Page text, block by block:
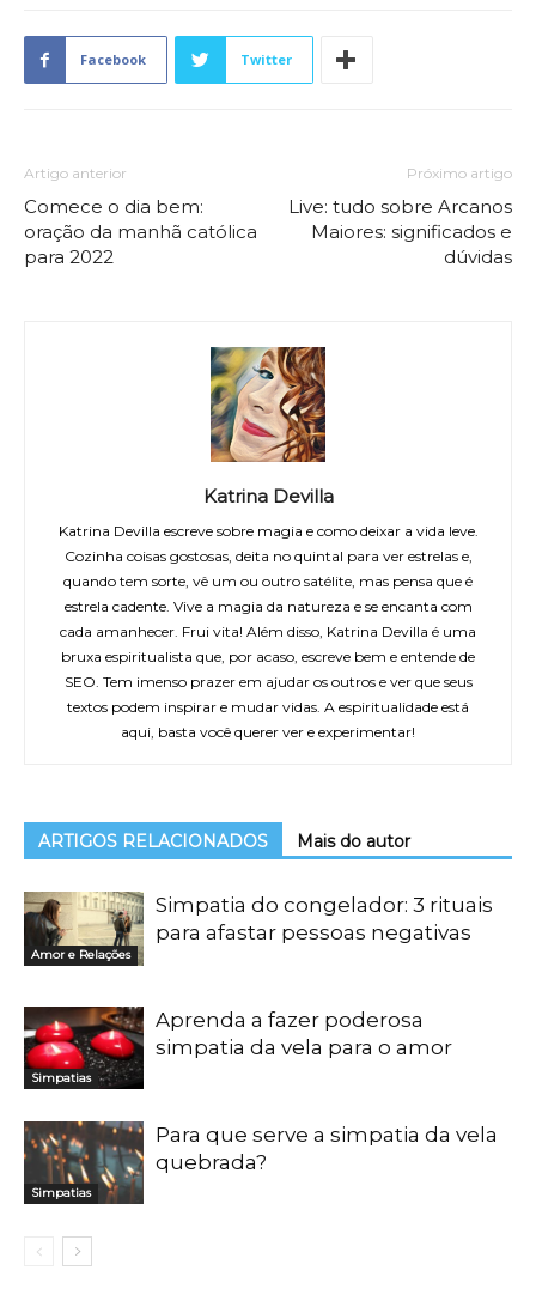
Facebook Twitter
Artigo anterior
Comece o dia bem:
oração da manhã católica
para 2022
Próximo artigo
Live: tudo sobre Arcanos
Maiores: significados e
dúvidas
Katrina Devilla
Katrina Devilla escreve sobre magia e como deixar a vida leve.
Cozinha coisas gostosas, deita no quintal para ver estrelas e,
quando tem sorte, vê um ou outro satélite, mas pensa que é
estrela cadente. Vive a magia da natureza e se encanta com
cada amanhecer. Frui vita! Além disso, Katrina Devilla é uma
bruxa espiritualista que, por acaso, escreve bem e entende de
SEO. Tem imenso prazer em ajudar os outros e ver que seus
textos podem inspirar e mudar vidas. A espiritualidade está
aqui, basta você querer ver e experimentar!
ARTIGOS RELACIONADOS Mais do autor
Amor e Relações
Simpatia do congelador: 3 rituais
para afastar pessoas negativas
Simpatias
Aprenda a fazer poderosa
simpatia da vela para o amor
Simpatias
Para que serve a simpatia da vela
quebrada?